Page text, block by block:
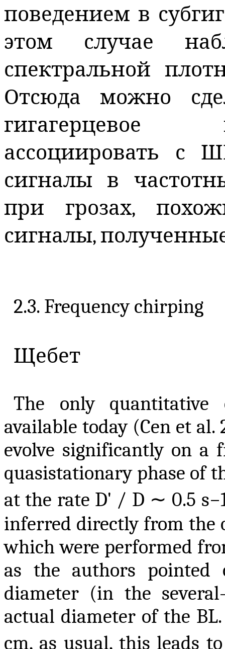
поведением в
этом случае
спектральной
Отсюда можно
ассоциировать с
сигналы в
при грозах,
сигналы,
2.3. Frequency chirping
Щебет
The only
available today (Cen et al.
evolve significantly on a
quasistationary phase of
at the rate D' / D ∼ 0.5
inferred directly from the
which were performed
as the authors pointed
diameter (in the
actual diameter of the
cm, as usual, this leads